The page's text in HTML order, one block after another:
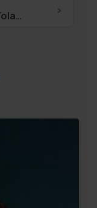
HLA Perpertuo Socorro – Yolanda Paules